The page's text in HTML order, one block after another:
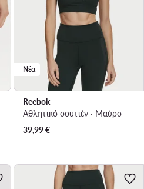
Νέα
Reebok
Αθλητικό σουτιέν · Μαύρο
39,99€